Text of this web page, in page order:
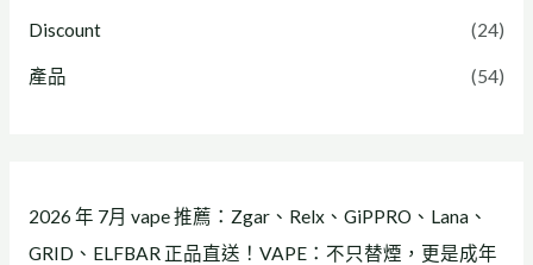
Discount (24)
產品 (54)
2026 年 7月 vape 推薦：Zgar、Relx、GiPPRO、Lana、
GRID、ELFBAR 正品直送！VAPE：不只替煙，更是成年
I
F
B
驗